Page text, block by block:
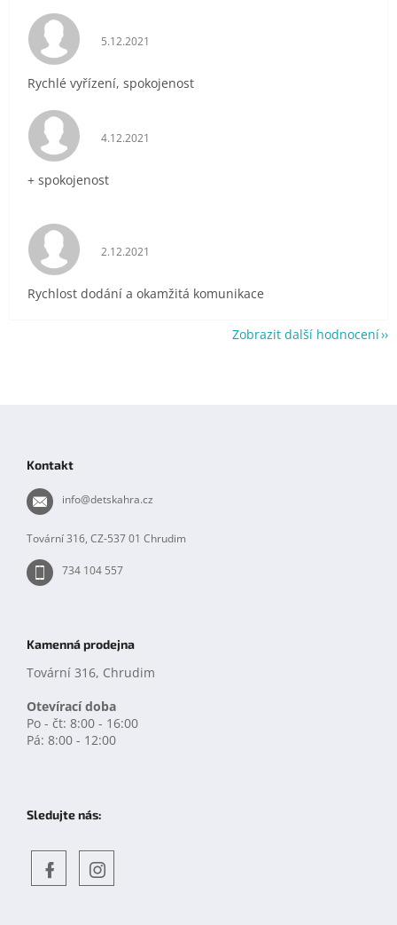
Hodnocení obchodu je 5 z 5 hvězdiček.
5.12.2021
Rychlé vyřízení, spokojenost
Hodnocení obchodu je 5 z 5 hvězdiček.
4.12.2021
+ spokojenost
Hodnocení obchodu je 5 z 5 hvězdiček.
2.12.2021
Rychlost dodání a okamžitá komunikace
Zobrazit další hodnocení
Kontakt
info@detskahra.cz
Tovární 316, CZ-537 01 Chrudim
734 104 557
Kamenná prodejna
Tovární 316, Chrudim
Otevírací doba
Po - čt: 8:00 - 16:00
Pá: 8:00 - 12:00
Sledujte nás: